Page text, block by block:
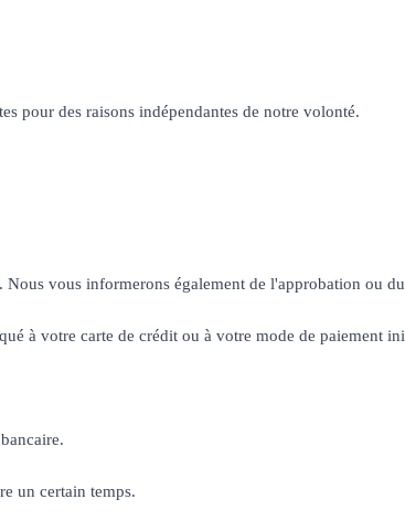
pour des raisons indépendantes de notre volonté.
vous informerons également de l'approbation ou
à votre carte de crédit ou à votre mode de paiement
un certain temps.